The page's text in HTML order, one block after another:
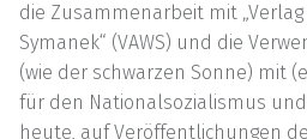
die Zusammenarbeit mit
Symanek“ (VAWS) und die
(wie der schwarzen Sonne) mit
für den Nationalsozialismus
heute, auf Veröffentlichungen